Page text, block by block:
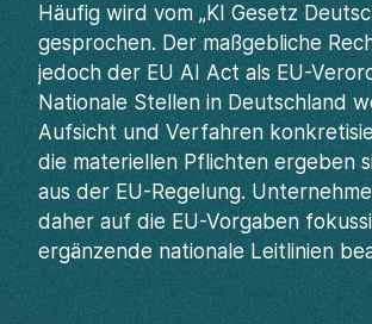
Häufig wird vom „KI Gesetz
gesprochen. Der maßgebliche
jedoch der EU AI Act als EU-
Nationale Stellen in Deutschland
Aufsicht und Verfahren
die materiellen Pflichten ergeben
aus der EU-Regelung.
daher auf die EU-Vorgaben
ergänzende nationale Leitlinien